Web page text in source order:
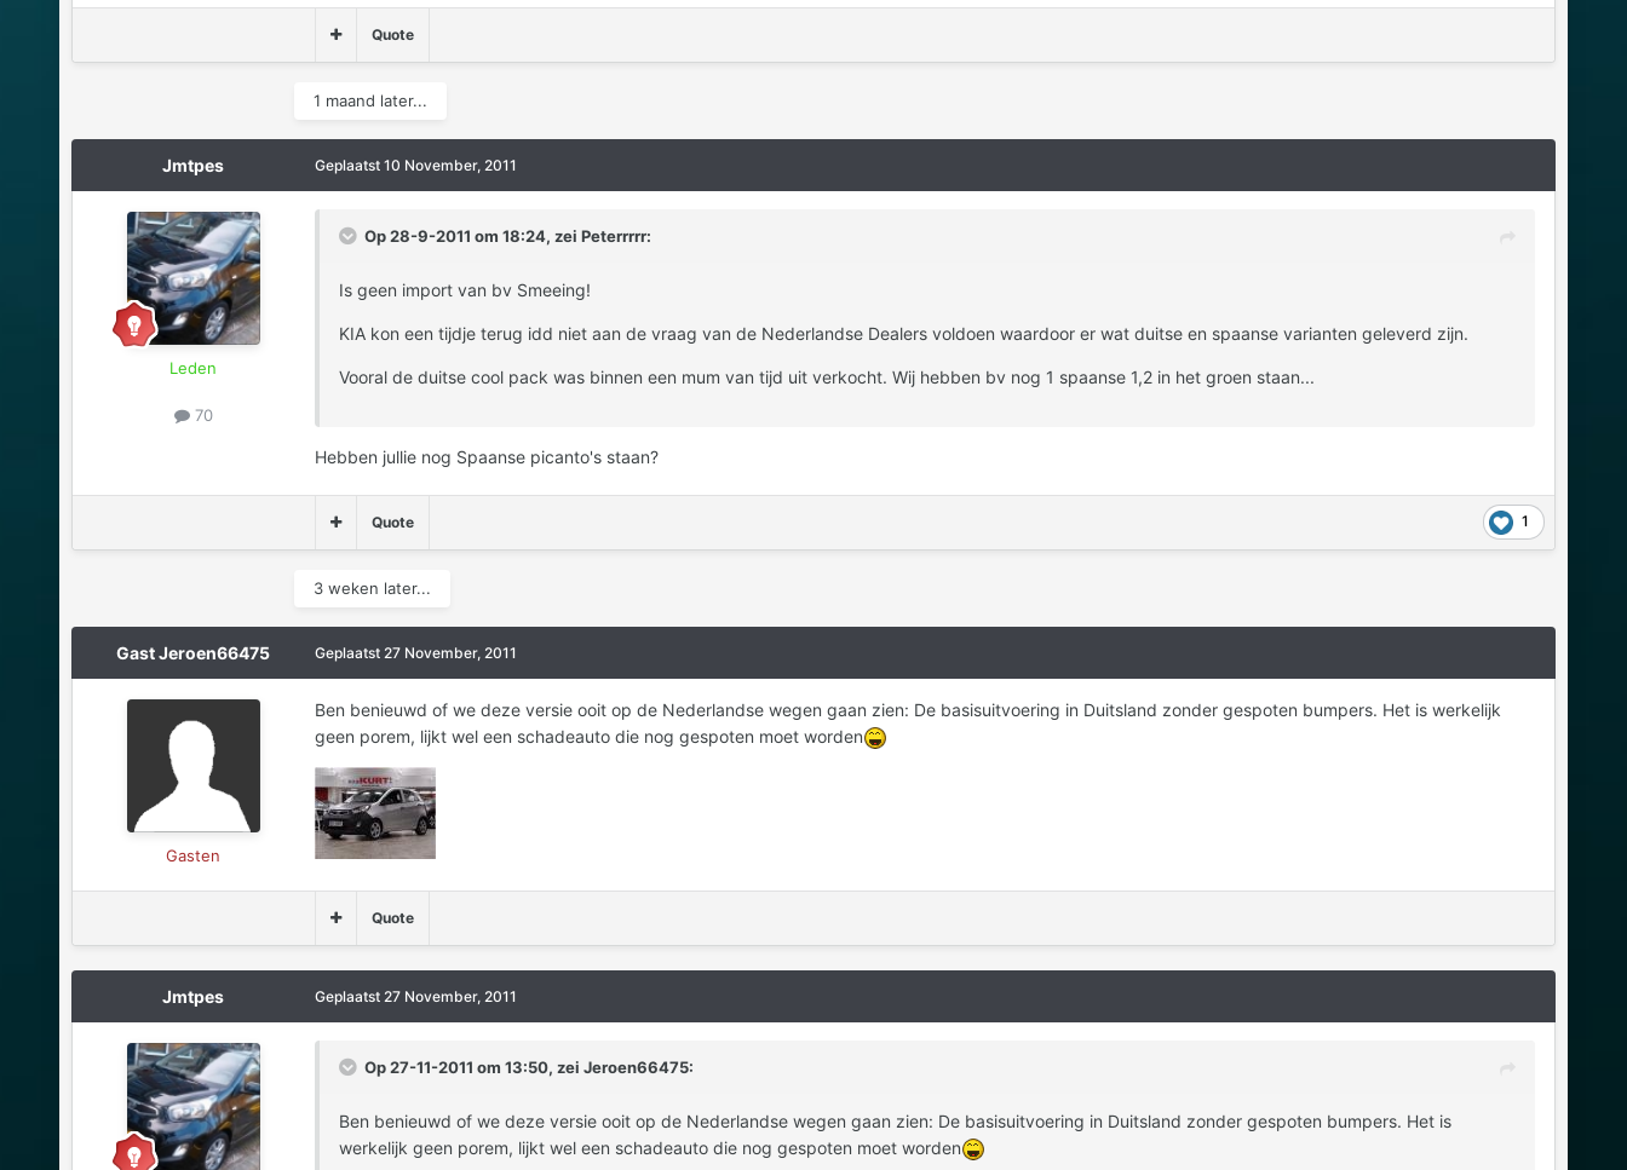
Quote
1 maand later...
Jmtpes
Leden
70
Geplaatst 10 November, 2011
Op 28-9-2011 om 18:24, zei Peterrrrr:
Is geen import van bv Smeeing!
KIA kon een tijdje terug idd niet aan de vraag van de Nederlandse Dealers voldoen waardoor er wat duitse en spaanse varianten geleverd zijn.
Vooral de duitse cool pack was binnen een mum van tijd uit verkocht. Wij hebben bv nog 1 spaanse 1,2 in het groen staan...
Hebben jullie nog Spaanse picanto's staan?
1
Quote
3 weken later...
Gast Jeroen66475
Gasten
Geplaatst 27 November, 2011
Ben benieuwd of we deze versie ooit op de Nederlandse wegen gaan zien: De basisuitvoering in Duitsland zonder gespoten bumpers. Het is werkelijk
geen porem, lijkt wel een schadeauto die nog gespoten moet worden
Quote
Jmtpes Geplaatst 27 November, 2011
Op 27-11-2011 om 13:50, zei Jeroen66475:
Ben benieuwd of we deze versie ooit op de Nederlandse wegen gaan zien: De basisuitvoering in Duitsland zonder gespoten bumpers. Het is
werkelijk geen porem, lijkt wel een schadeauto die nog gespoten moet worden